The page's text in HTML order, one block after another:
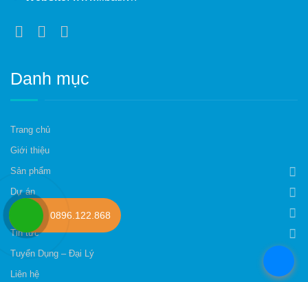
Danh mục
Trang chủ
Giới thiệu
Sản phẩm
Dự án
Tài liệu tham khảo
Tin tức
Tuyển Dụng – Đại Lý
Liên hệ
0896.122.868